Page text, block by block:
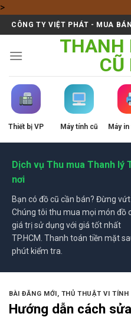
>Skip
to
content
CÔNG TY VIỆT PHÁT - MUA
THANH
CŨ
Thiết bị VP Máy tính cũ Máy
Dịch vụ Thu mua Thanh lý
nơi
Bạn có đồ cũ cần bán? Đừng vứt
Chúng tôi thu mua mọi món đồ
giá trị sử dụng với giá tốt nhất
TP.HCM. Thanh toán tiền mặt
phút kiểm tra.
BÀI ĐĂNG MỚI, THỦ THUẬT VI TÍNH
Hướng dẫn cách